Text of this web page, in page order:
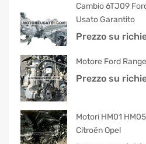
Cambio 6TJ09
Usato Garantito
Prezzo su
Motore Ford
Prezzo su
Motori HM01
Citroën Opel